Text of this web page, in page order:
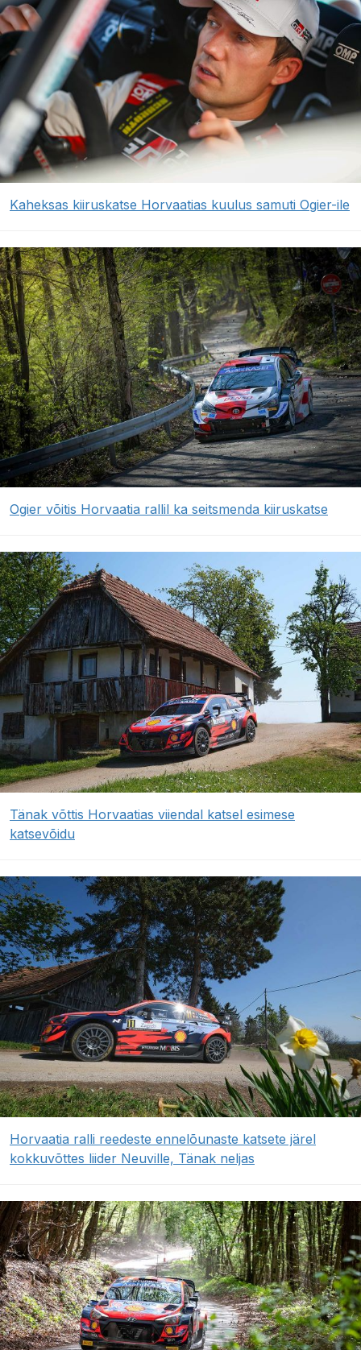
Kaheksas kiiruskatse Horvaatias kuulus samuti Ogier-ile
Ogier võitis Horvaatia rallil ka seitsmenda kiiruskatse
Tänak võttis Horvaatias viiendal katsel esimese
katsevõidu
Horvaatia ralli reedeste ennelõunaste katsete järel
kokkuvõttes liider Neuville, Tänak neljas